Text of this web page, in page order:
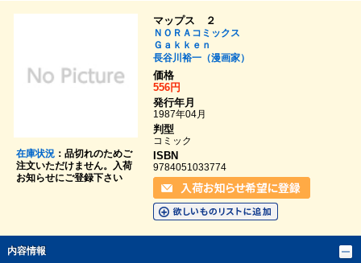
在庫状況：品切れのためご
注文いただけません。入荷
お知らせにご登録下さい
マップス ２
ＮＯＲＡコミックス
Ｇａｋｋｅｎ
長谷川裕一（漫画家）
価格
556円
発行年月
1987年04月
判型
コミック
ISBN
9784051033774
内容情報